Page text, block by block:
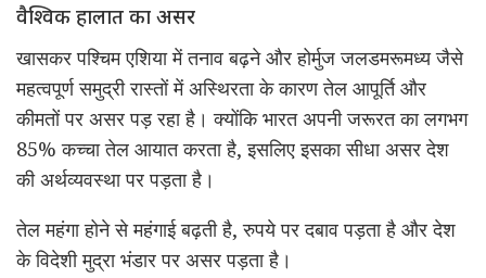
वैश्विक हालात का असर
खासकर पश्चिम एशिया में तनाव बढ़ने और होर्मुज जलडमरूमध्य जैसे
महत्वपूर्ण समुद्री रास्तों में अस्थिरता के कारण तेल आपूर्ति और
कीमतों पर असर पड़ रहा है। क्योंकि भारत अपनी जरूरत का लगभग
85% कच्चा तेल आयात करता है, इसलिए इसका सीधा असर देश
की अर्थव्यवस्था पर पड़ता है।
तेल महंगा होने से महंगाई बढ़ती है, रुपये पर दबाव पड़ता है और देश
के विदेशी मुद्रा भंडार पर असर पड़ता है।